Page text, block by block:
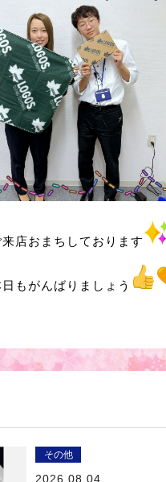
店おまちしております
もがんばりましょう
その他
2026.08.04